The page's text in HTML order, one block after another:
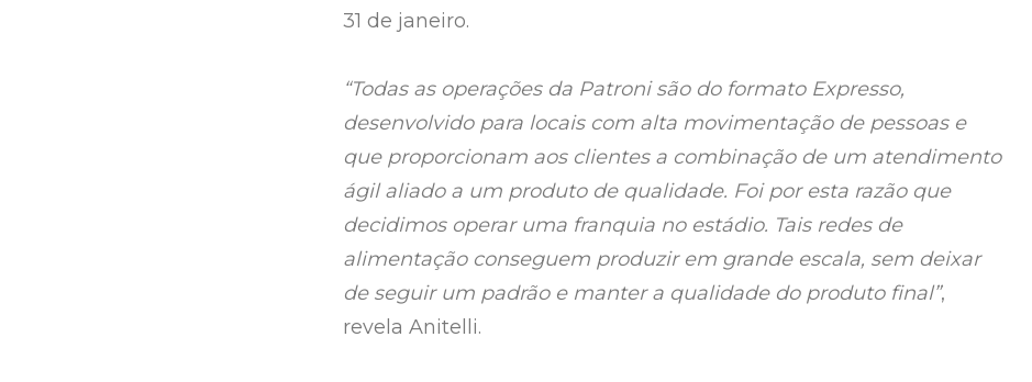
31 de janeiro.
“Todas as operações da Patroni são do formato Expresso,
desenvolvido para locais com alta movimentação de pessoas e
que proporcionam aos clientes a combinação de um atendimento
ágil aliado a um produto de qualidade. Foi por esta razão que
decidimos operar uma franquia no estádio. Tais redes de
alimentação conseguem produzir em grande escala, sem deixar
de seguir um padrão e manter a qualidade do produto final”,
revela Anitelli.